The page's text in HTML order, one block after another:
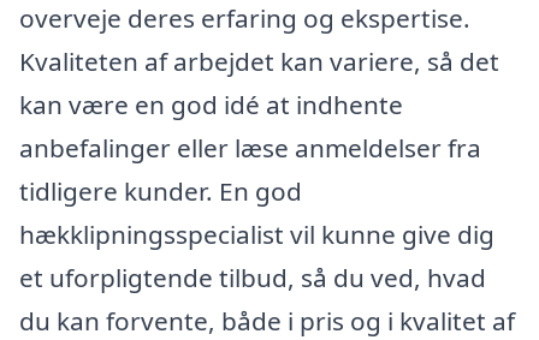
overveje deres erfaring og ekspertise.
Kvaliteten af arbejdet kan variere, så det
kan være en god idé at indhente
anbefalinger eller læse anmeldelser fra
tidligere kunder. En god
hækklipningsspecialist vil kunne give dig
et uforpligtende tilbud, så du ved, hvad
du kan forvente, både i pris og i kvalitet af